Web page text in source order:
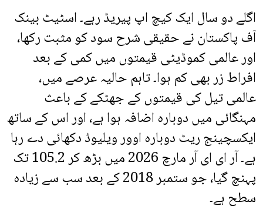
اگلے دو سال ایک کیچ اپ پیریڈ رہے۔ اسٹیٹ بینک
آف پاکستان نے حقیقی شرح سود کو مثبت رکھا،
اور عالمی کموڈیٹی قیمتوں میں کمی کے بعد
افراط زر بھی کم ہوا۔ تاہم حالیہ عرصے میں،
عالمی تیل کی قیمتوں کے جھٹکے کے باعث
مہنگائی میں دوبارہ اضافہ ہوا ہے، اور اس کے ساتھ
ایکسچینج ریٹ دوبارہ اوور ویلیوڈ دکھائی دے رہا
ہے۔ آر ای ای آر مارچ 2026 میں بڑھ کر 105.2 تک
پہنچ گیا، جو ستمبر 2018 کے بعد سب سے زیادہ
سطح ہے۔